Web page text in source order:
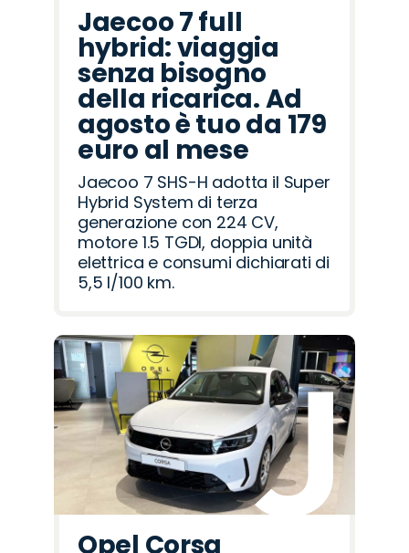
Jaecoo 7 full
hybrid: viaggia
senza bisogno
della ricarica. Ad
agosto è tuo da 179
euro al mese
Jaecoo 7 SHS-H adotta il Super
Hybrid System di terza
generazione con 224 CV,
motore 1.5 TGDI, doppia unità
elettrica e consumi dichiarati di
5,5 l/100 km.
Opel Corsa